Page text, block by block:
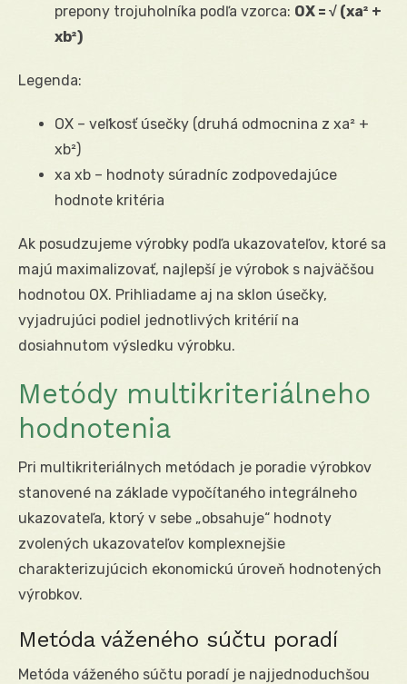
prepony trojuholníka podľa vzorca: OX = √ (xa² +
xb²)
Legenda:
OX – veľkosť úsečky (druhá odmocnina z xa² +
xb²)
xa xb – hodnoty súradníc zodpovedajúce
hodnote kritéria
Ak posudzujeme výrobky podľa ukazovateľov, ktoré sa
majú maximalizovať, najlepší je výrobok s najväčšou
hodnotou OX. Prihliadame aj na sklon úsečky,
vyjadrujúci podiel jednotlivých kritérií na
dosiahnutom výsledku výrobku.
Metódy multikriteriálneho
hodnotenia
Pri multikriteriálnych metódach je poradie výrobkov
stanovené na základe vypočítaného integrálneho
ukazovateľa, ktorý v sebe „obsahuje“ hodnoty
zvolených ukazovateľov komplexnejšie
charakterizujúcich ekonomickú úroveň hodnotených
výrobkov.
Metóda váženého súčtu poradí
Metóda váženého súčtu poradí je najjednoduchšou